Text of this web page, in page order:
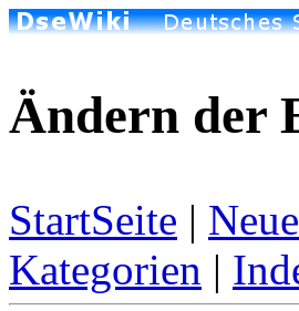
Ändern der
StartSeite |
Kategorien |